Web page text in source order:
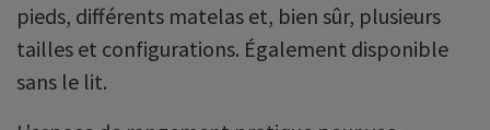
pieds, différents matelas et, bien sûr, plusieurs
tailles et configurations. Également disponible
sans le lit.